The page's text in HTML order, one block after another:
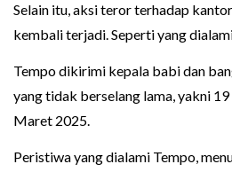
Selain itu, aksi teror terhadap
kembali terjadi. Seperti yang
Tempo dikirimi kepala babi dan
yang tidak berselang lama, yakni
Maret 2025.
Peristiwa yang dialami Tempo,